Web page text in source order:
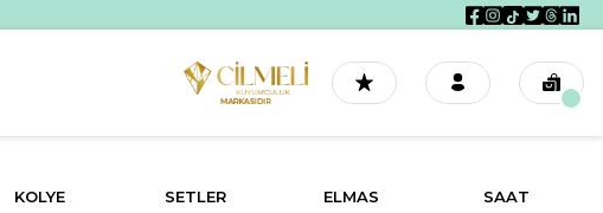
KOLYE SETLER ELMAS SAAT